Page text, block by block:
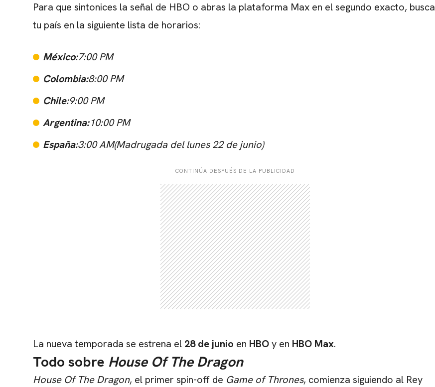
Para que sintonices la señal de HBO o abras la plataforma Max en el segundo exacto, busca
tu país en la siguiente lista de horarios:
México:7:00 PM
Colombia:8:00 PM
Chile:9:00 PM
Argentina:10:00 PM
España:3:00 AM(Madrugada del lunes 22 de junio)
CONTINÚA DESPUÉS DE LA PUBLICIDAD
La nueva temporada se estrena el 28 de junio en HBOy en HBO Max.
Todo sobre House Of The Dragon
House Of The Dragon, el primer spin-off de Game of Thrones, comienza siguiendo al Rey